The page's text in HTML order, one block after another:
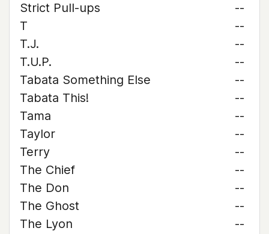
Strict Pull-ups
--
T
--
T.J.
--
T.U.P.
--
Tabata Something Else
--
Tabata This!
--
Tama
--
Taylor
--
Terry
--
The Chief
--
The Don
--
The Ghost
--
The Lyon
--